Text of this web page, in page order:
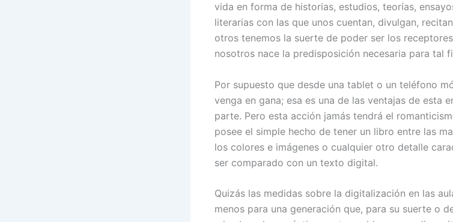
vida en forma de historias, estudios, teorías,
literarias con las que unos cuentan, divulgan,
otros tenemos la suerte de poder ser los
nosotros nace la predisposición necesaria para tal
Por supuesto que desde una tablet o un teléfono
venga en gana; esa es una de las ventajas de esta
parte. Pero esta acción jamás tendrá el
posee el simple hecho de tener un libro entre las
los colores e imágenes o cualquier otro detalle
ser comparado con un texto digital.
Quizás las medidas sobre la digitalización en las
menos para una generación que, para su suerte o